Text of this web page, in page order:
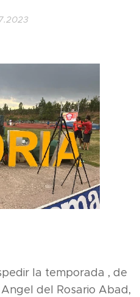
la temporada , de
del Rosario Abad,